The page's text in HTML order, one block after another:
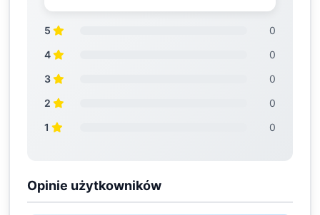
5
0
4
0
3
0
2
0
1
0
Opinie użytkowników